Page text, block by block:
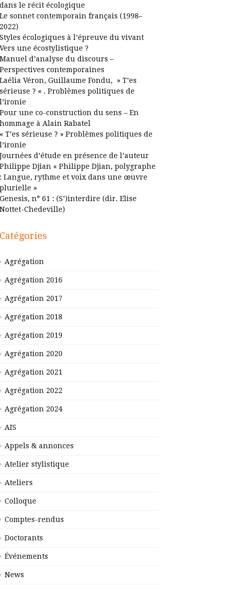
dans le récit écologique
Le sonnet contemporain français (1998–
2022)
Styles écologiques à l’épreuve du vivant
Vers une écostylistique ?
Manuel d’analyse du discours –
Perspectives contemporaines
Laélia Véron, Guillaume Fondu, » T’es
sérieuse ? « . Problèmes politiques de
l’ironie
Pour une co-construction du sens – En
hommage à Alain Rabatel
« T’es sérieuse ? » Problèmes politiques de
l’ironie
Journées d’étude en présence de l’auteur
Philippe Djian « Philippe Djian, polygraphe
: Langue, rythme et voix dans une œuvre
plurielle »
Genesis, n° 61 : (S’)interdire (dir. Elise
Nottet-Chedeville)
Catégories
Agrégation
Agrégation 2016
Agrégation 2017
Agrégation 2018
Agrégation 2019
Agrégation 2020
Agrégation 2021
Agrégation 2022
Agrégation 2024
AIS
Appels & annonces
Atelier stylistique
Ateliers
Colloque
Comptes-rendus
Doctorants
Événements
News